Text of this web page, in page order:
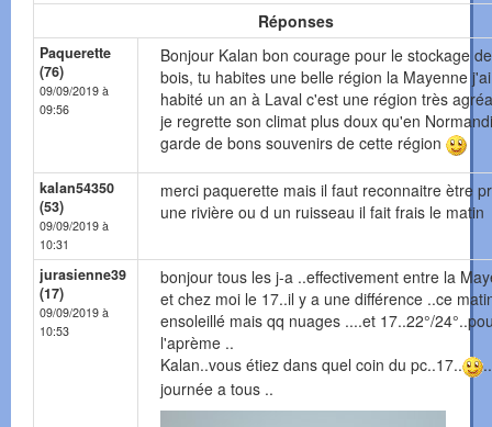
Réponses
Paquerette
(76)
09/09/2019 à
09:56
Bonjour Kalan bon courage pour le stockage
bois, tu habites une belle région la Mayenne j'ai
habité un an à Laval c'est une région très
je regrette son climat plus doux qu'en
garde de bons souvenirs de cette région
kalan54350
(53)
09/09/2019 à
10:31
merci paquerette mais il faut reconnaitre ètre
une rivière ou d un ruisseau il fait frais le matin
jurasienne39
(17)
09/09/2019 à
10:53
bonjour tous les j-a ..effectivement entre la
et chez moi le 17..il y a une différence ..ce
ensoleillé mais qq nuages ....et 17..22°/
l'aprème ..
Kalan..vous étiez dans quel coin du pc..17..
journée a tous ..